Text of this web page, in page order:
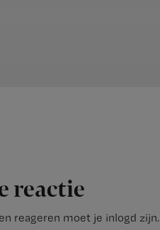
reactie
reageren moet je inlogd zijn.